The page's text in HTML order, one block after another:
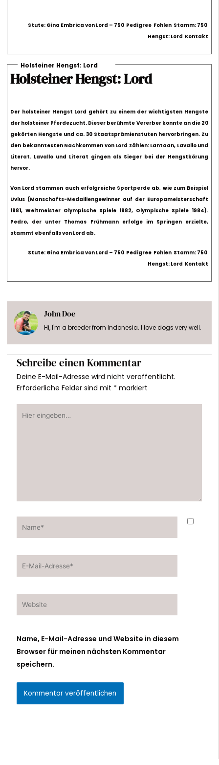
Stute: Gina Embrica von Lord – 750 Pedigree Fohlen Stamm: 750
Hengst: Lord Kontakt
Holsteiner Hengst: Lord
Holsteiner Hengst: Lord
Der holsteiner Hengst Lord gehört zu einem der wichtigsten Hengste
der holsteiner Pferdezucht. Dieser berühmte Vererber konnte an die 20
gekörten Hengste und ca. 30 Staatsprämienstuten hervorbringen. Zu
den bekanntesten Nachkommen von Lord zählen: Lantaan, Lavallo und
Literat. Lavallo und Literat gingen als Sieger bei der Hengstkörung
hervor.
Von Lord stammen auch erfolgreiche Sportperde ab, wie zum Beispiel
Uvlus (Manschafts-Medailiengewinner auf der Europameisterschaft
1981, Weltmeister Olympische Spiele 1982, Olympische Spiele 1984).
Pedro, der unter Thomas Frühmann erfolge im Springen erzielte,
stammt ebenfalls von Lord ab.
Stute: Gina Embrica von Lord – 750 Pedigree Fohlen Stamm: 750
Hengst: Lord Kontakt
John Doe
Hi, I'm a breeder from Indonesia. I love dogs very well.
Schreibe einen Kommentar
Deine E-Mail-Adresse wird nicht veröffentlicht.
Erforderliche Felder sind mit * markiert
Name, E-Mail-Adresse und Website in diesem
Browser für meinen nächsten Kommentar
speichern.